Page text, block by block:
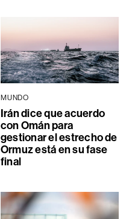
MUNDO
Irán dice que acuerdo
con Omán para
gestionar el estrecho de
Ormuz está en su fase
final